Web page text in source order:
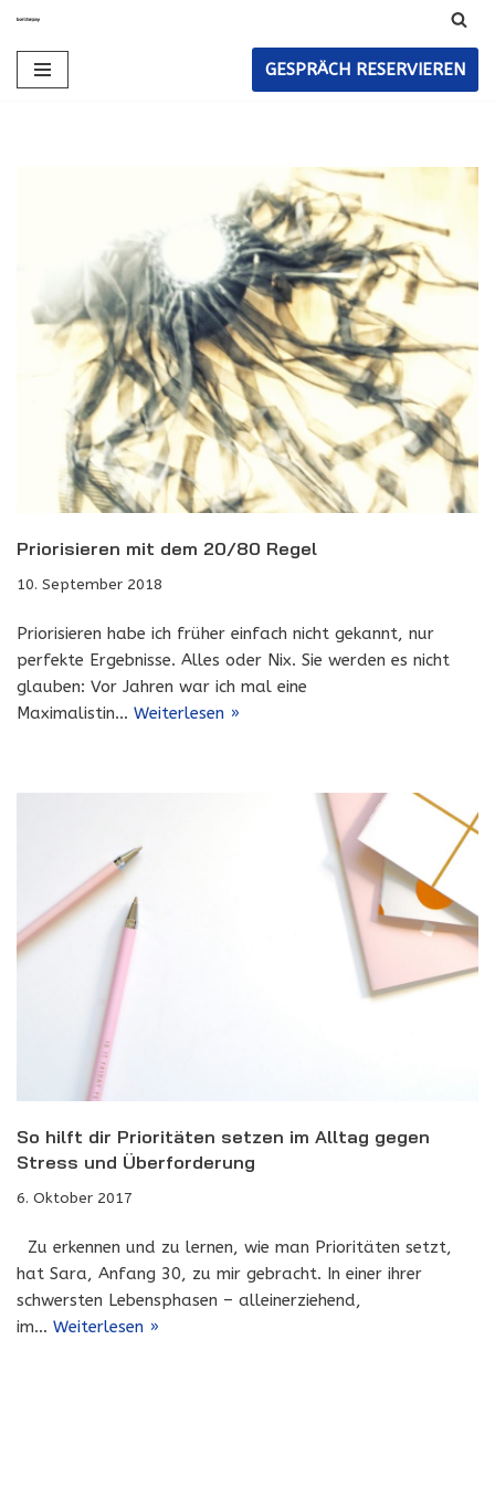
Zum
Inhalt
GESPRÄCH RESERVIEREN
Priorisieren mit dem 20/80 Regel
10. September 2018
Priorisieren habe ich früher einfach nicht gekannt, nur
perfekte Ergebnisse. Alles oder Nix. Sie werden es nicht
glauben: Vor Jahren war ich mal eine
Maximalistin… Weiterlesen »
So hilft dir Prioritäten setzen im Alltag gegen
Stress und Überforderung
6. Oktober 2017
Zu erkennen und zu lernen, wie man Prioritäten setzt,
hat Sara, Anfang 30, zu mir gebracht. In einer ihrer
schwersten Lebensphasen – alleinerziehend,
im… Weiterlesen »